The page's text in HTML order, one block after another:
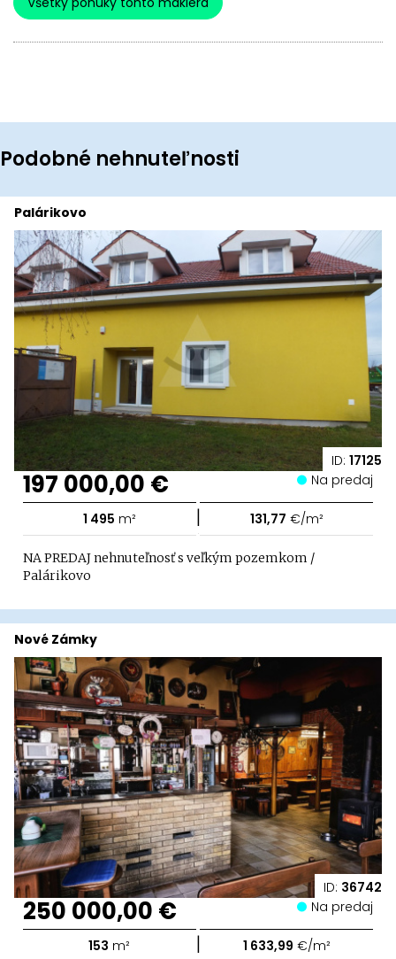
Podobné nehnuteľnosti
ID: 17125
Palárikovo
197 000,00 € Na predaj
1 495 m² | 131,77 €/m²
NA PREDAJ nehnuteľnosť s veľkým pozemkom /
Palárikovo
ID: 36742
Nové Zámky
250 000,00 € Na predaj
153 m² | 1 633,99 €/m²